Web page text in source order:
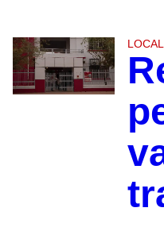
LOCAL